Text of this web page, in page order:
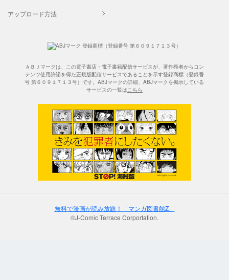
アップロード方法
ＡＢＪマークは、この電子書店・電子書籍配信サービスが、著作権者からコン
テンツ使用許諾を得た正規版配信サービスであることを示す登録商標（登録番
号 第６０９１７１３号）です。ABJマークの詳細、ABJマークを掲示している
サービスの一覧は こちら
無料で漫画が読み放題！「マンガ図書館Z」
©J-Comic Terrace Corportation.